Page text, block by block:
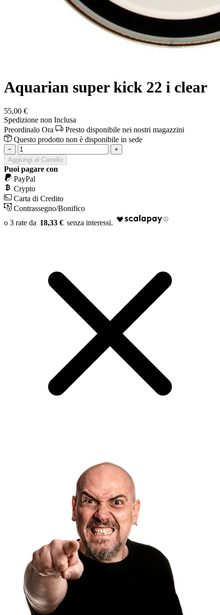
Aquarian super kick 22 i clear
55,00 €
Spedizione non Inclusa
Preordinalo Ora
Presto disponibile nei nostri magazzini
Questo prodotto non è disponibile in sede
−
+
Aggiungi al Carrello
Puoi pagare con
PayPal
Crypto
Carta di Credito
Contrassegno/Bonifico
18,33 €